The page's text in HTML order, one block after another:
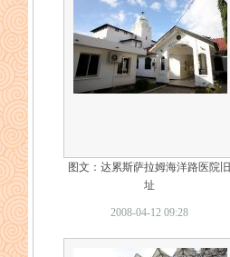
图文：达累斯萨拉姆海洋路医院旧
址
2008-04-12 09:28